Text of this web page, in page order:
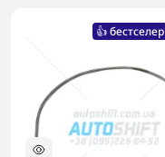
👍 бестселер